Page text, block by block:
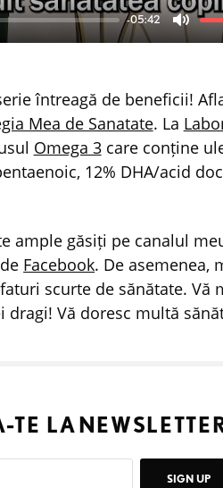
-05:42
Mute
întreagă de beneficii!
Mea de Sanatate. La
Omega 3care conține
12% DHA/acid
ample găsiți pe canalul
Facebook. De asemenea,
scurte de sănătate. Vă
Vă doresc multă
TE LA
SIGN UP